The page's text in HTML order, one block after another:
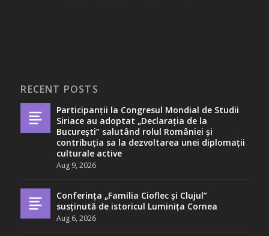
RECENT POSTS
Participanții la Congresul Mondial de Studii
Siriace au adoptat „Declarația de la
București” salutând rolul României și
contribuția sa la dezvoltarea unei diplomații
culturale active
Aug 9, 2026
Conferința „Familia Cioflec și Clujul”
susținută de istoricul Luminița Cornea
Aug 6, 2026